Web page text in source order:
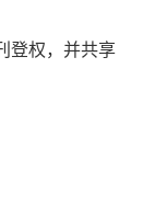
登权，并共享